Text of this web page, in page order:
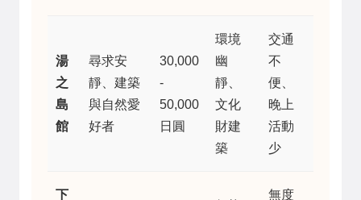
湯
之
島
館
尋求安
靜、建築
與自然愛
好者
30,000
-
50,000
日圓
環境
幽
靜、
文化
財建
築
交通
不
便、
晚上
活動
少
下 無度